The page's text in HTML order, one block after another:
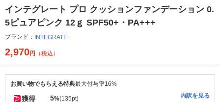
インテグレート プロ クッションファンデーション 0.
5ピュアピンク 12ｇ SPF50+・PA+++
ブランド： INTEGRATE
2,970円 （税込）
お買い物でもらえる特典最大付与率16%
獲得 5%(135pt) 内訳を見る